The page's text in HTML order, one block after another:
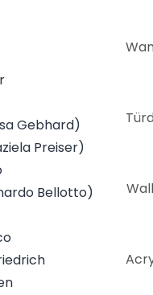
Gebhard)
Preiser)
Bellotto)